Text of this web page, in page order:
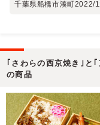
千葉県船橋市湊町2022/
｢さわらの西京焼き｣と
の商品